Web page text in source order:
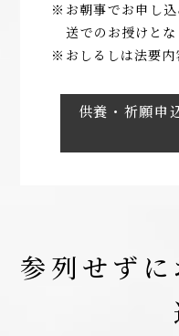
※お朝事でお申し
送でのお授けとな
※おしるしは法要内
供養・祈願申
参列せず